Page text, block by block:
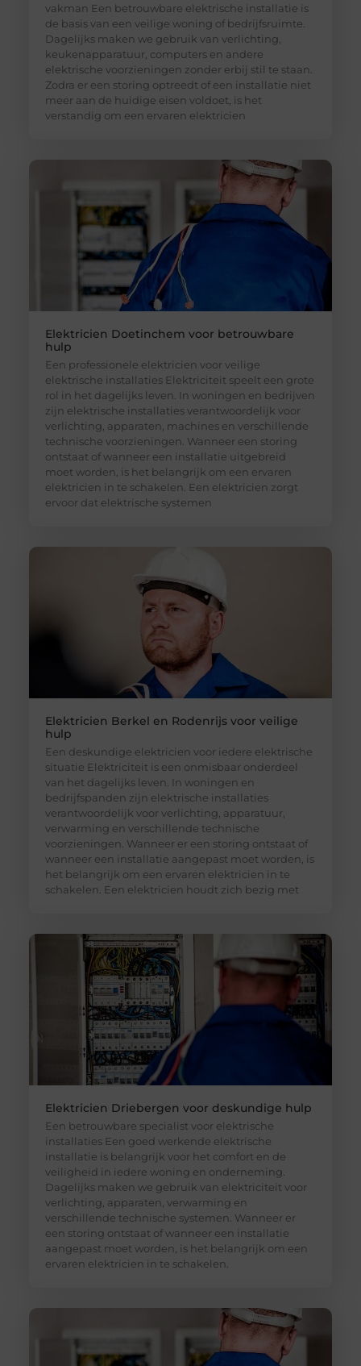
vakman Een betrouwbare elektrische installatie is
de basis van een veilige woning of bedrijfsruimte.
Dagelijks maken we gebruik van verlichting,
keukenapparatuur, computers en andere
elektrische voorzieningen zonder erbij stil te staan.
Zodra er een storing optreedt of een installatie niet
meer aan de huidige eisen voldoet, is het
verstandig om een ervaren elektricien
Elektricien Doetinchem voor betrouwbare
hulp
Een professionele elektricien voor veilige
elektrische installaties Elektriciteit speelt een grote
rol in het dagelijks leven. In woningen en bedrijven
zijn elektrische installaties verantwoordelijk voor
verlichting, apparaten, machines en verschillende
technische voorzieningen. Wanneer een storing
ontstaat of wanneer een installatie uitgebreid
moet worden, is het belangrijk om een ervaren
elektricien in te schakelen. Een elektricien zorgt
ervoor dat elektrische systemen
Elektricien Berkel en Rodenrijs voor veilige
hulp
Een deskundige elektricien voor iedere elektrische
situatie Elektriciteit is een onmisbaar onderdeel
van het dagelijks leven. In woningen en
bedrijfspanden zijn elektrische installaties
verantwoordelijk voor verlichting, apparatuur,
verwarming en verschillende technische
voorzieningen. Wanneer er een storing ontstaat of
wanneer een installatie aangepast moet worden, is
het belangrijk om een ervaren elektricien in te
schakelen. Een elektricien houdt zich bezig met
Elektricien Driebergen voor deskundige hulp
Een betrouwbare specialist voor elektrische
installaties Een goed werkende elektrische
installatie is belangrijk voor het comfort en de
veiligheid in iedere woning en onderneming.
Dagelijks maken we gebruik van elektriciteit voor
verlichting, apparaten, verwarming en
verschillende technische systemen. Wanneer er
een storing ontstaat of wanneer een installatie
aangepast moet worden, is het belangrijk om een
ervaren elektricien in te schakelen.